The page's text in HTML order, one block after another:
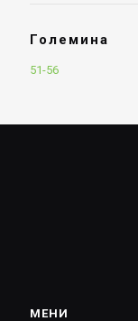
Големина
51-56
МЕНИ